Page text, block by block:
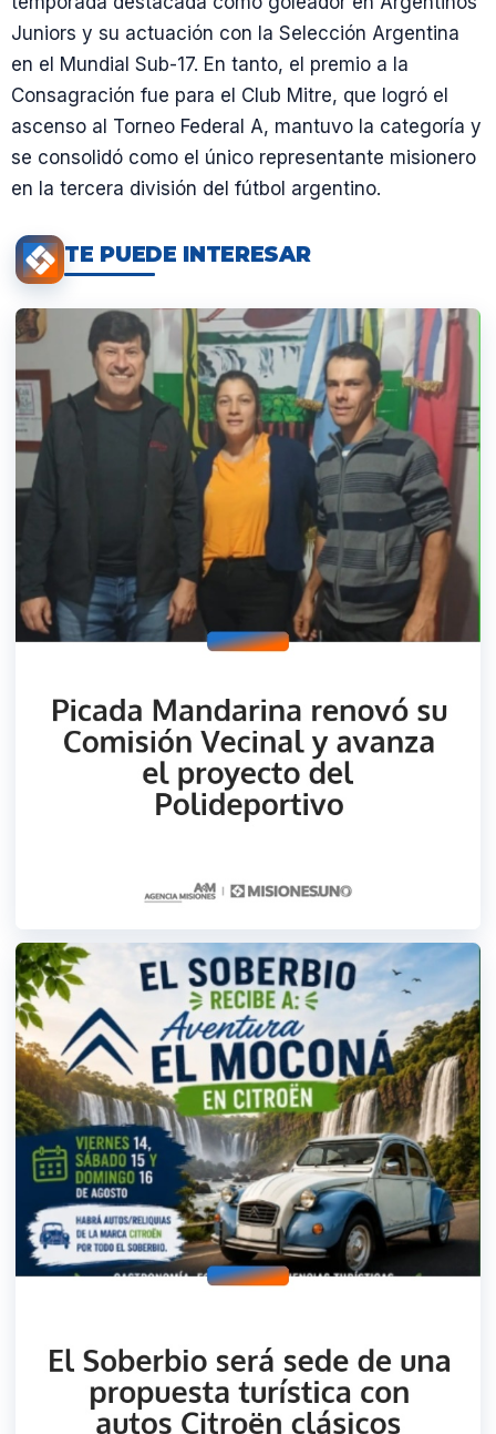
Juniors y su actuación con la Selección Argentina
en el Mundial Sub-17. En tanto, el premio a la
Consagración fue para el Club Mitre, que logró el
ascenso al Torneo Federal A, mantuvo la categoría y
se consolidó como el único representante misionero
en la tercera división del fútbol argentino.
TE PUEDE INTERESAR